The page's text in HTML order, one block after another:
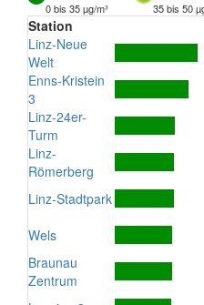
0 bis 35 µg/m³
35 bis 50
Station
Linz-Neue
Welt
Enns-Kristein
3
Linz-24er-
Turm
Linz-
Römerberg
Linz-Stadtpark
Wels
Braunau
Zentrum